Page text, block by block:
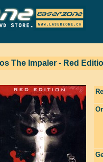
The Impaler - Red